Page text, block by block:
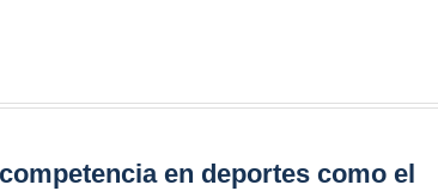
en deportes como el